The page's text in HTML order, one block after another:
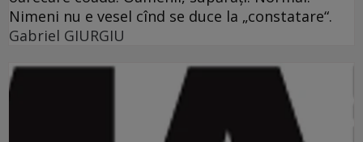
Nimeni nu e vesel cînd se duce la „constatare“.
Gabriel GIURGIU